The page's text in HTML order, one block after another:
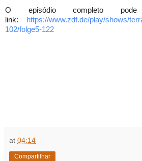
O episódio completo
link:
https://www.zdf.de/play/shows/
102/folge5-122
at 04:14
Compartilhar